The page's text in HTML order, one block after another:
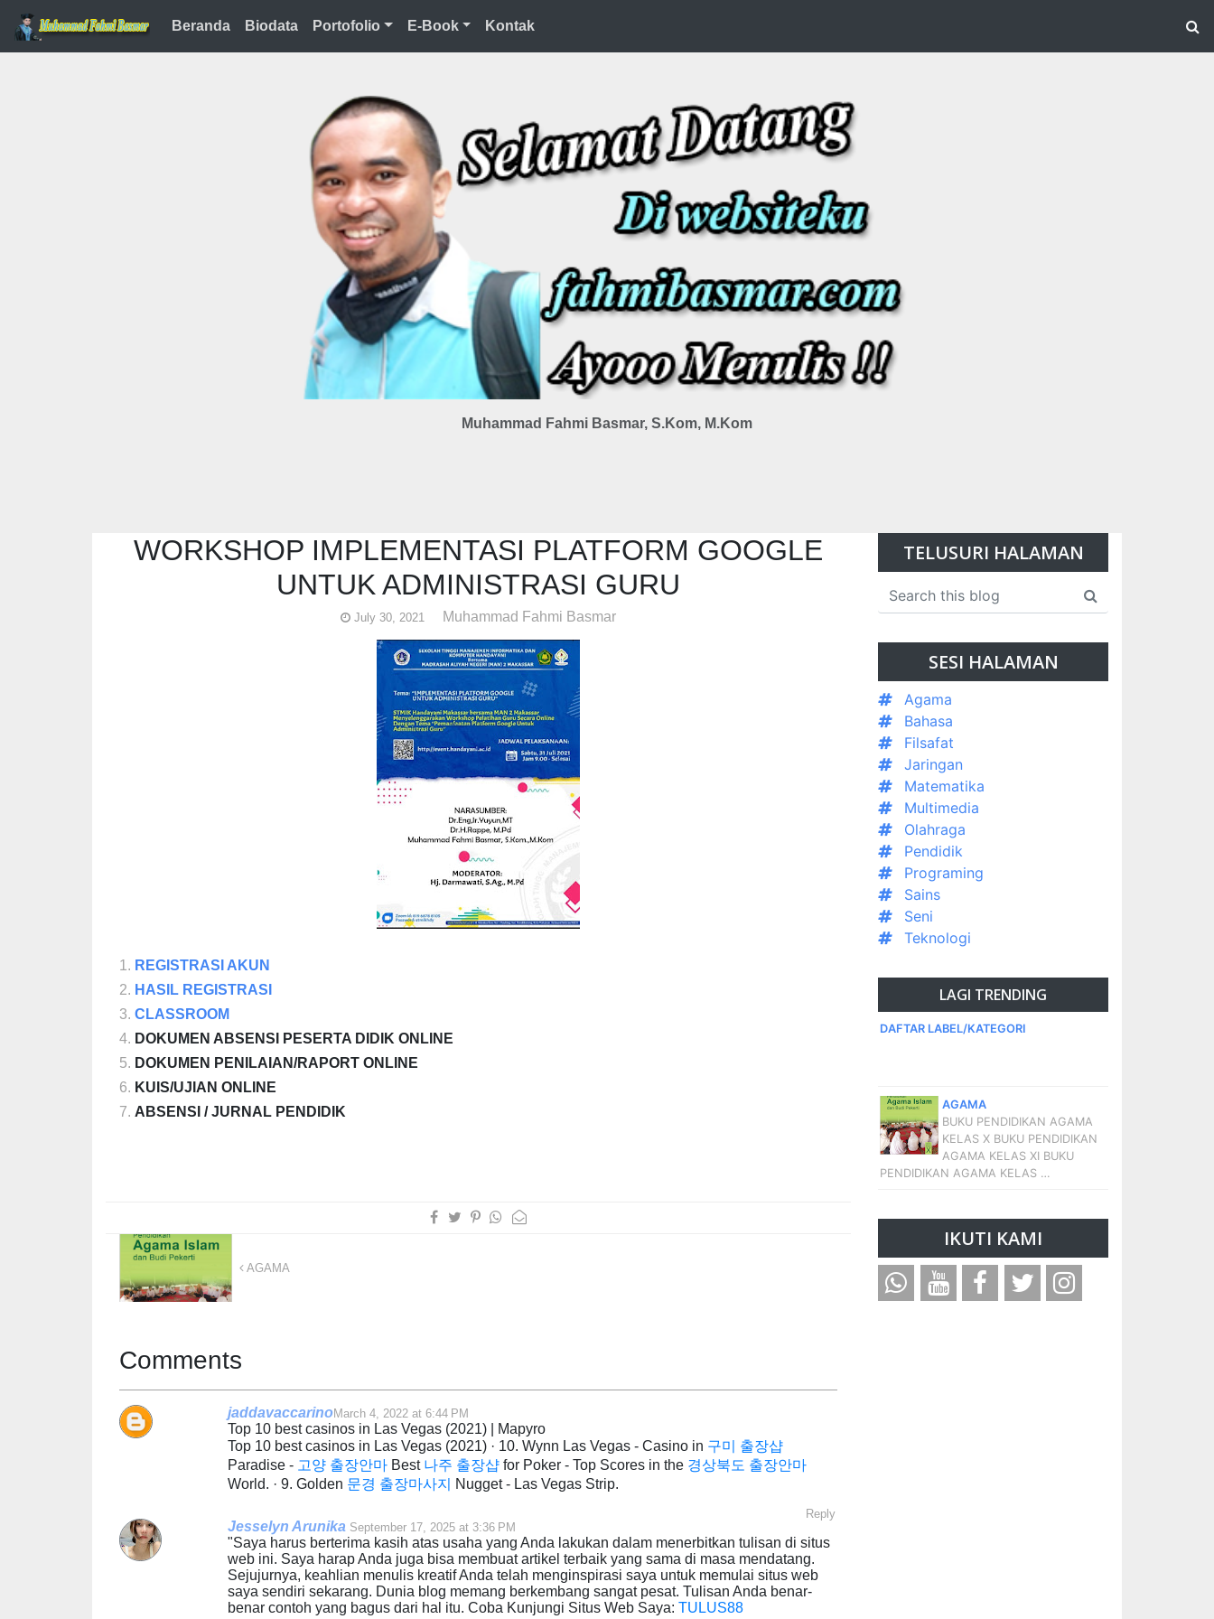
Skip to main content
Beranda Biodata Portofolio E-Book Kontak
Muhammad Fahmi Basmar, S.Kom, M.Kom
WORKSHOP IMPLEMENTASI PLATFORM GOOGLE
UNTUK ADMINISTRASI GURU
July 30, 2021 Muhammad Fahmi Basmar
REGISTRASI AKUN
HASIL REGISTRASI
CLASSROOM
DOKUMEN ABSENSI PESERTA DIDIK ONLINE
DOKUMEN PENILAIAN/RAPORT ONLINE
KUIS/UJIAN ONLINE
ABSENSI / JURNAL PENDIDIK
AGAMA
Comments
jaddavaccarinoMarch 4, 2022 at 6:44 PM
Top 10 best casinos in Las Vegas (2021) | Mapyro
Top 10 best casinos in Las Vegas (2021) · 10. Wynn Las Vegas - Casino in 구미 출장샵
Paradise - 고양 출장안마 Best 나주 출장샵 for Poker - Top Scores in the 경상북도 출장안마
World. · 9. Golden 문경 출장마사지 Nugget - Las Vegas Strip.
Reply
Jesselyn Arunika September 17, 2025 at 3:36 PM
"Saya harus berterima kasih atas usaha yang Anda lakukan dalam menerbitkan tulisan di situs
web ini. Saya harap Anda juga bisa membuat artikel terbaik yang sama di masa mendatang.
Sejujurnya, keahlian menulis kreatif Anda telah menginspirasi saya untuk memulai situs web
saya sendiri sekarang. Dunia blog memang berkembang sangat pesat. Tulisan Anda benar-
benar contoh yang bagus dari hal itu. Coba Kunjungi Situs Web Saya: TULUS88
TELUSURI HALAMAN
SESI HALAMAN
Agama
Bahasa
Filsafat
Jaringan
Matematika
Multimedia
Olahraga
Pendidik
Programing
Sains
Seni
Teknologi
LAGI TRENDING
DAFTAR LABEL/KATEGORI
AGAMA
BUKU PENDIDIKAN AGAMA
KELAS X BUKU PENDIDIKAN
AGAMA KELAS XI BUKU
PENDIDIKAN AGAMA KELAS …
IKUTI KAMI